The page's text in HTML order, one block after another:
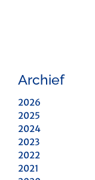
Archief
2026
2025
2024
2023
2022
2021